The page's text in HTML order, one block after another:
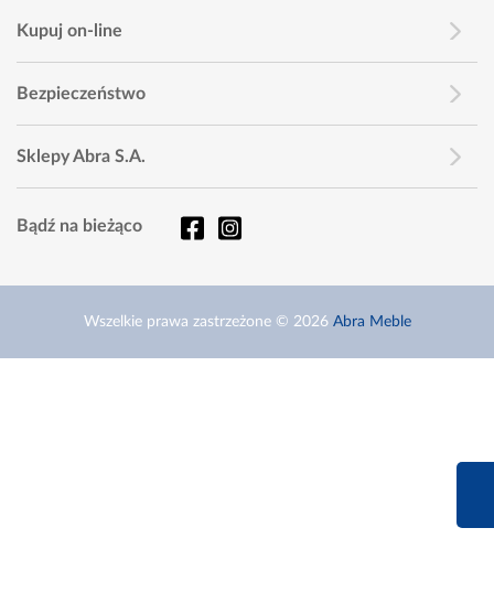
Kupuj on-line
Bezpieczeństwo
Sklepy Abra S.A.
Bądź na bieżąco
Wszelkie prawa zastrzeżone © 2026 Abra Meble